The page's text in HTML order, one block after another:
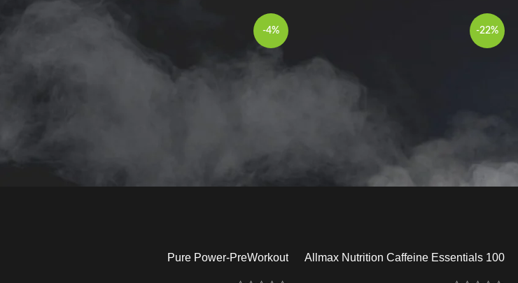
-22%
Allmax Nutrition Caffeine Essentials 100
-4%
Pure Power-PreWorkout